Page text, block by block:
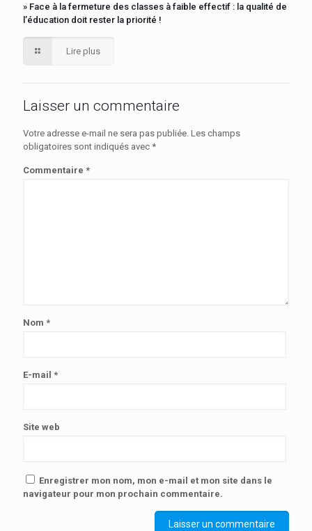
» Face à la fermeture des classes à faible effectif : la qualité de
l’éducation doit rester la priorité !
Lire plus
Laisser un commentaire
Votre adresse e-mail ne sera pas publiée. Les champs
obligatoires sont indiqués avec *
Commentaire *
Nom *
E-mail *
Site web
Enregistrer mon nom, mon e-mail et mon site dans le
navigateur pour mon prochain commentaire.